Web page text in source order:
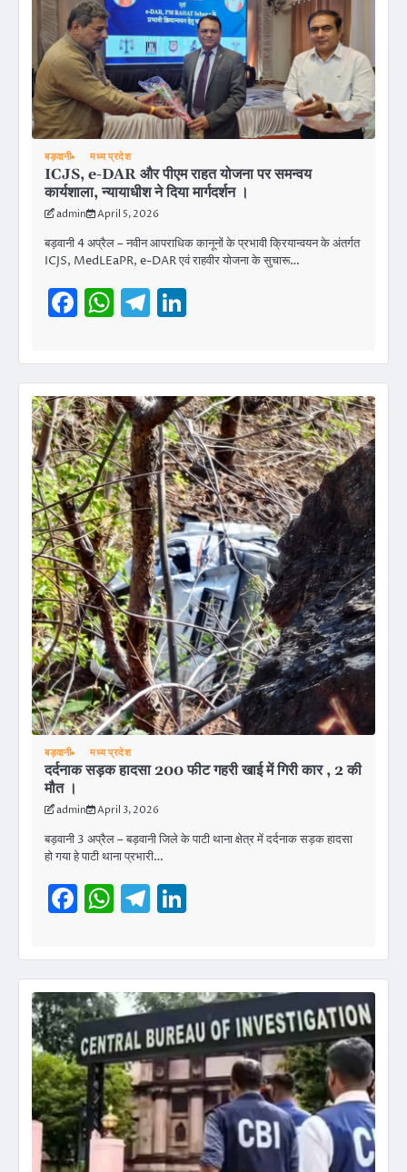
बड़वानी मध्य प्रदेश
ICJS, e-DAR और पीएम राहत योजना पर समन्वय
कार्यशाला, न्यायाधीश ने दिया मार्गदर्शन ।
admin April 5, 2026
बड़वानी 4 अप्रैल – नवीन आपराधिक कानूनों के प्रभावी क्रियान्वयन के अंतर्गत
ICJS, MedLEaPR, e-DAR एवं राहवीर योजना के सुचारू…
Facebook
WhatsApp
Telegram
बड़वानी मध्य प्रदेश
दर्दनाक सड़क हादसा 200 फीट गहरी खाई में गिरी कार , 2 की
मौत ।
admin April 3, 2026
बड़वानी 3 अप्रैल – बड़वानी जिले के पाटी थाना क्षेत्र में दर्दनाक सड़क हादसा
हो गया हे पाटी थाना प्रभारी…
Facebook
WhatsApp
Telegram